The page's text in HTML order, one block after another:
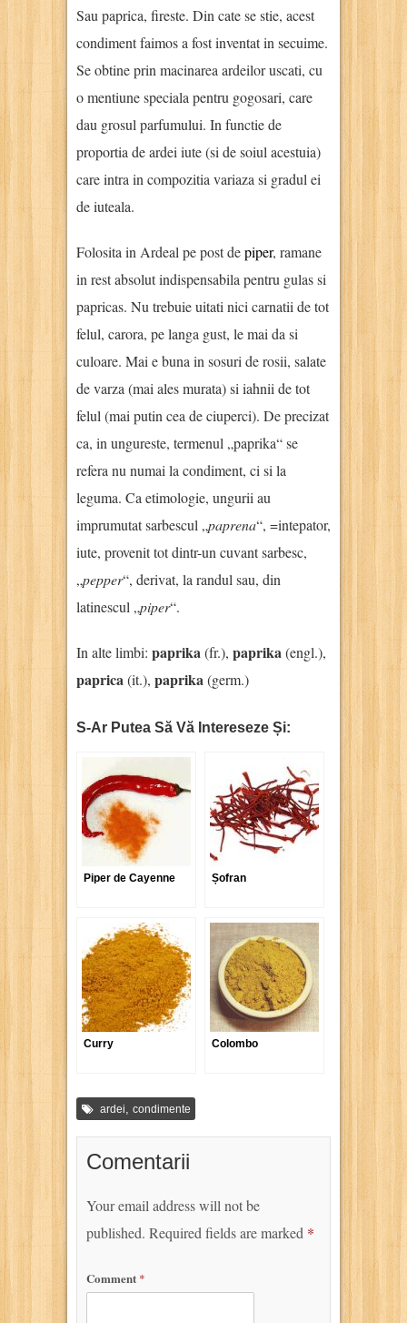
Sau paprica, fireste. Din cate se stie, acest
condiment faimos a fost inventat in secuime.
Se obtine prin macinarea ardeilor uscati, cu
o mentiune speciala pentru gogosari, care
dau grosul parfumului. In functie de
proportia de ardei iute (si de soiul acestuia)
care intra in compozitia variaza si gradul ei
de iuteala.
Folosita in Ardeal pe post depiper, ramane
in rest absolut indispensabila pentru gulas si
papricas. Nu trebuie uitati nici carnatii de tot
felul, carora, pe langa gust, le mai da si
culoare. Mai e buna in sosuri de rosii, salate
de varza (mai ales murata) si iahnii de tot
felul (mai putin cea de ciuperci). De precizat
ca, in ungureste, termenul „paprika“ se
refera nu numai la condiment, ci si la
leguma. Ca etimologie, ungurii au
imprumutat sarbescul „paprena“, =intepator,
iute, provenit tot dintr-un cuvant sarbesc,
„pepper“, derivat, la randul sau, din
latinescul „piper“.
In alte limbi: paprika(fr.), paprika(engl.),
paprica(it.), paprika(germ.)
S-Ar Putea Să Vă Intereseze Și:
Piper de Cayenne Șofran
Curry Colombo
ardei condimente
Comentarii
Your email address will not be
published. Required fields are marked *
Comment *